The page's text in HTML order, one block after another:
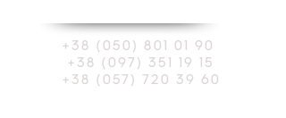
+38 (050) 801 01 90
+38 (097) 351 19 15
+38 (057) 720 39 60